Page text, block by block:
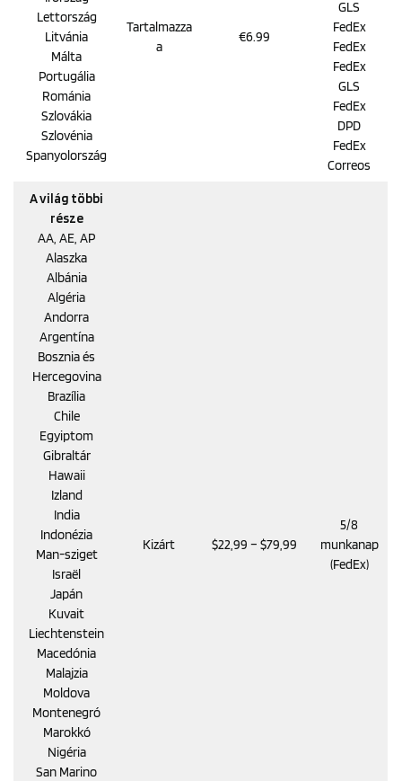
Lettország
Litvánia
Málta
Portugália
Románia
Szlovákia
Szlovénia
Spanyolország
Tartalmazza
a
€6.99
GLS
FedEx
FedEx
FedEx
GLS
FedEx
DPD
FedEx
Correos
A világ többi
része
AA, AE, AP
Alaszka
Albánia
Algéria
Andorra
Argentína
Bosznia és
Hercegovina
Brazília
Chile
Egyiptom
Gibraltár
Hawaii
Izland
India
Indonézia
Man-sziget
Israël
Japán
Kuvait
Liechtenstein
Macedónia
Malajzia
Moldova
Montenegró
Marokkó
Nigéria
San Marino
Kizárt $22,99 – $79,99
5/8
munkanap
(FedEx)